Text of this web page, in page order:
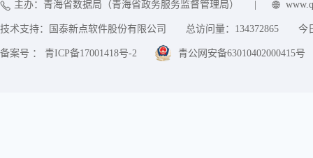
主办：青海省数据局（青海省政务服务监督管理局）
技术支持：国泰新点软件股份有限公司 总访问量： 134372865 今
备案号 ： 青ICP备17001418号-2 青公网安备63010402000415号